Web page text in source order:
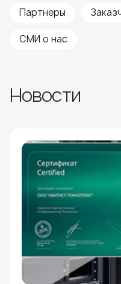
Партнеры
СМИ о нас
Новости